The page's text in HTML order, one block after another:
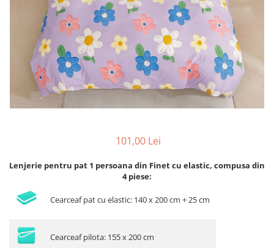
101,00 Lei
Lenjerie pentru pat 1 persoana din Finet cu elastic, compusa din
4 piese:
Cearceaf pat cu elastic: 140 x 200 cm + 25 cm
Cearceaf pilota: 155 x 200 cm